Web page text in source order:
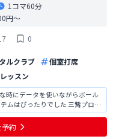
1コマ60分
円〜
0
ルクラブ
個室打席
ッスン
時にデータを使いながらボール
ったりでした 三觜プロの
みにしてます！
予約